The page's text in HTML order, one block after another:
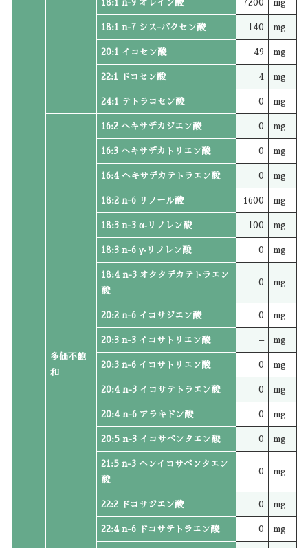
18:1 n-9 オレイン酸 7200 mg
18:1 n-7 シス-バクセン酸 140 mg
20:1 イコセン酸 49 mg
22:1 ドコセン酸 4 mg
24:1 テトラコセン酸 0 mg
多価不飽
和
16:2 ヘキサデカジエン酸 0 mg
16:3 ヘキサデカトリエン酸 0 mg
16:4 ヘキサデカテトラエン酸 0 mg
18:2 n-6 リノール酸 1600 mg
18:3 n-3 α‐リノレン酸 100 mg
18:3 n-6 γ‐リノレン酸 0 mg
18:4 n-3 オクタデカテトラエン
酸
0 mg
20:2 n-6 イコサジエン酸 0 mg
20:3 n-3 イコサトリエン酸 – mg
20:3 n-6 イコサトリエン酸 0 mg
20:4 n-3 イコサテトラエン酸 0 mg
20:4 n-6 アラキドン酸 0 mg
20:5 n-3 イコサペンタエン酸 0 mg
21:5 n-3 ヘンイコサペンタエン
酸
0 mg
22:2 ドコサジエン酸 0 mg
22:4 n-6 ドコサテトラエン酸 0 mg